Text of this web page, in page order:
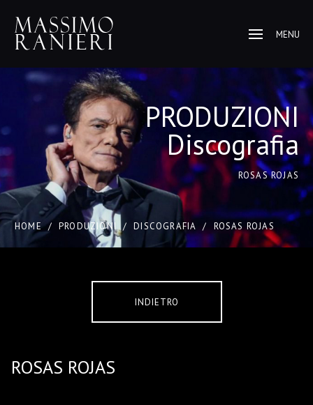
MENU
PRODUZIONI
Discografia
ROSAS ROJAS
HOME / PRODUZIONI / DISCOGRAFIA / ROSAS ROJAS
INDIETRO
ROSAS ROJAS